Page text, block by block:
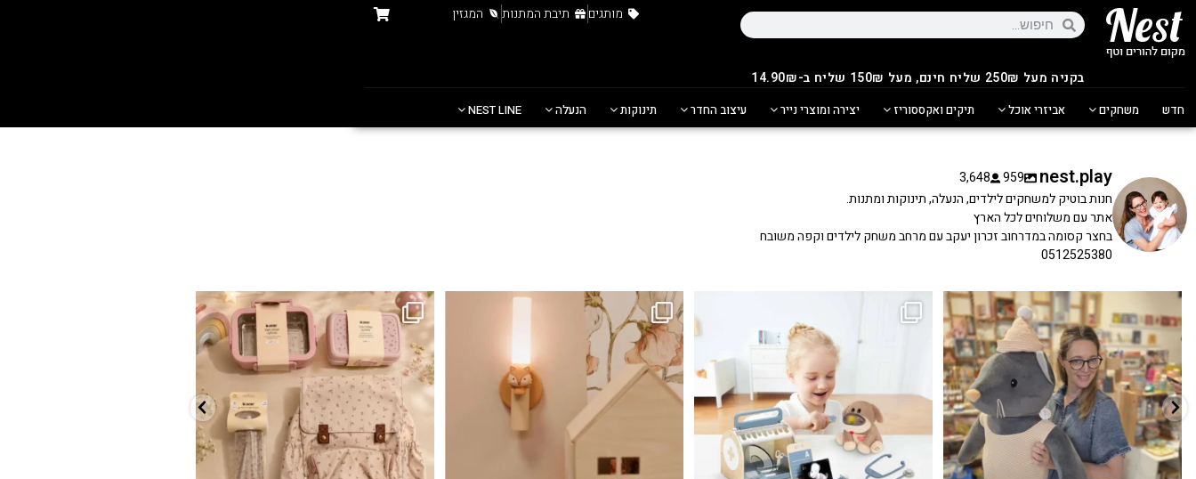
בקניה מעל 250 ₪ שליח חינם, מעל 150₪ שליח ב-14.90₪
מותגים תיבת המתנות המגזין
חדש משחקים אביזרי אוכל תיקים ואקססוריז יצירה ומוצרי נייר עיצוב החדר תינוקות הנעלה NEST LINE
nest.play
959
3,648
חנות בוטיק למשחקים לילדים, הנעלה, תינוקות ומתנות.
אתר עם משלוחים לכל הארץ
בחצר קסומה במדרחוב זכרון יעקב עם מרחב משחק לילדים וקפה משובח
0512525380
הקולקציה החדשה
9 4
גם פריט עיצובי לחדר, גם מנורת לילה מרגיעה, וגם...
0
7 0
כשפתחתי את החנות חלמתי ליצור מקום שהייתי
שמחה
39 16